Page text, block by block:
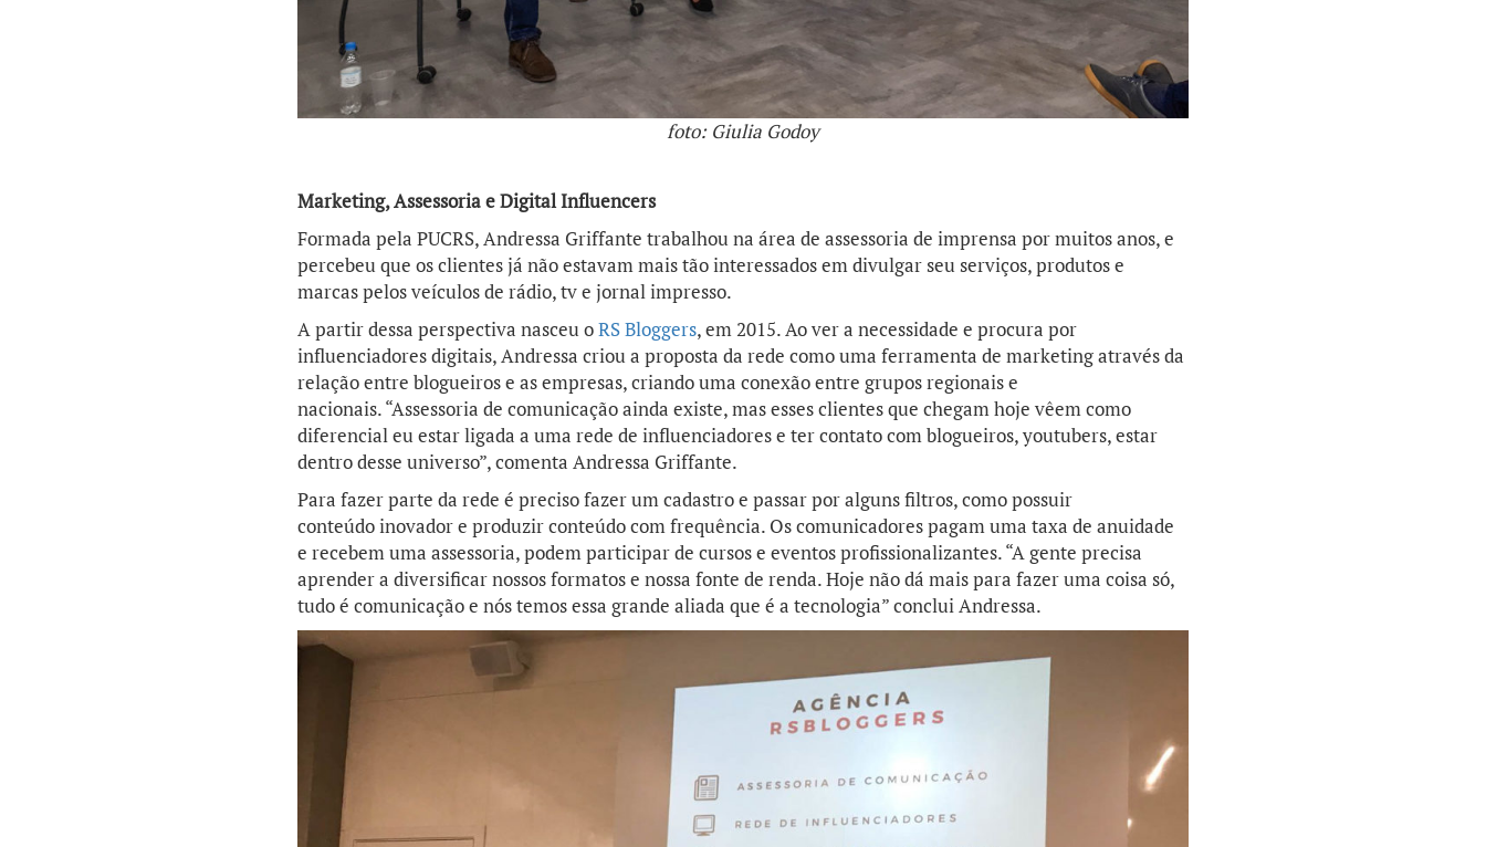
foto: Giulia Godoy
Marketing, Assessoria e DigitalInfluencers
Formada pela PUCRS, Andressa Griffante trabalhou na área de assessoria de imprensa por muitos anos, e
percebeu que os clientes já não estavam mais tão interessados em divulgar seu serviços, produtos e
marcas pelos veículos de rádio, tv e jornal impresso.
A partir dessa perspectiva nasceu oRS Bloggers, em 2015. Ao ver a necessidade e procura por
influenciadores digitais, Andressa criou a proposta da rede como uma ferramenta de marketing através da
relação entre blogueiros e as empresas, criando uma conexão entre grupos regionais e
nacionais. “Assessoria de comunicação ainda existe, mas esses clientes que chegam hoje vêem como
diferencial eu estar ligada a uma rede de influenciadores e ter contato com blogueiros, youtubers, estar
dentro desse universo”, comenta Andressa Griffante.
Para fazer parte da rede é preciso fazer um cadastro e passar por alguns filtros, como possuir
conteúdo inovador e produzir conteúdo com frequência. Os comunicadores pagam uma taxa de anuidade
e recebem uma assessoria, podem participar de cursos e eventos profissionalizantes. “A gente precisa
aprender a diversificar nossos formatos e nossa fonte de renda. Hoje não dá mais para fazer uma coisa só,
tudo é comunicação e nós temos essa grande aliada que é a tecnologia” conclui Andressa.